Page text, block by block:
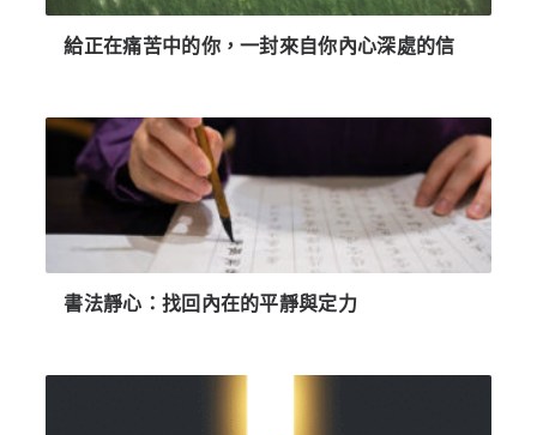
給正在痛苦中的你，一封來自你內心深處的信
書法靜心：找回內在的平靜與定力